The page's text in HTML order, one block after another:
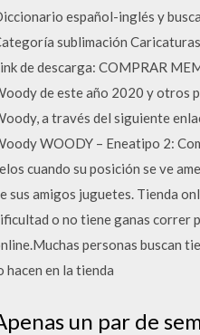
español-inglés y
sublimación
de descarga: COMPRAR
de este año 2020 y otros
a través del siguiente
WOODY – Eneatipo 2:
cuando su posición se ve
sus amigos juguetes. Tienda
o no tiene ganas correr
personas buscan
hacen en la tienda
un par de